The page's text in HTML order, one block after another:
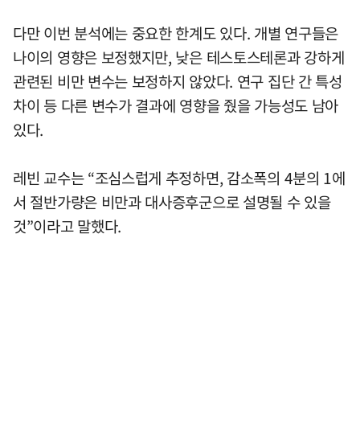
다만 이번 분석에는 중요한 한계도 있다. 개별 연구들은
나이의 영향은 보정했지만, 낮은 테스토스테론과 강하게
관련된 비만 변수는 보정하지 않았다. 연구 집단 간 특성
차이 등 다른 변수가 결과에 영향을 줬을 가능성도 남아
있다.
레빈 교수는 “조심스럽게 추정하면, 감소폭의 4분의 1에
서 절반가량은 비만과 대사증후군으로 설명될 수 있을
것”이라고 말했다.